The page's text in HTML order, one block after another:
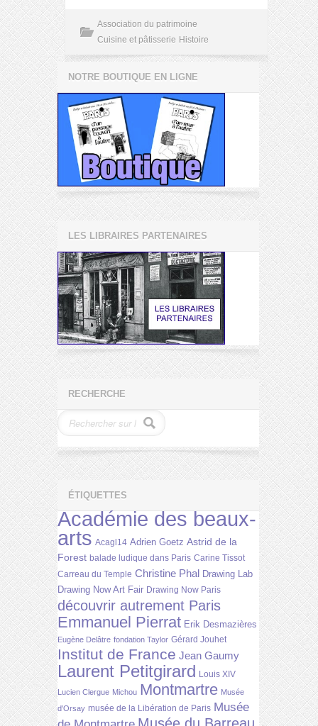
Association du patrimoine
Cuisine et pâtisserie Histoire
NOTRE BOUTIQUE EN LIGNE
LES LIBRAIRES PARTENAIRES
RECHERCHE
ÉTIQUETTES
Académie des beaux-
arts Acagl14 Adrien Goetz Astrid de la
Forest balade ludique dans Paris Carine Tissot
Carreau du Temple Christine Phal Drawing Lab
Drawing Now Art Fair Drawing Now Paris
découvrir autrement Paris
Emmanuel Pierrat Erik Desmazières
Eugène Delâtre fondation Taylor Gérard Jouhet
Institut de France Jean Gaumy
Laurent Petitgirard Louis XIV
Lucien Clergue Michou Montmartre Musée
d'Orsay musée de la Libération de Paris Musée